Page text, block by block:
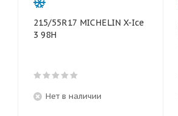
215/55R17 MICHELIN X-Ice
3 98H
Нет в наличии